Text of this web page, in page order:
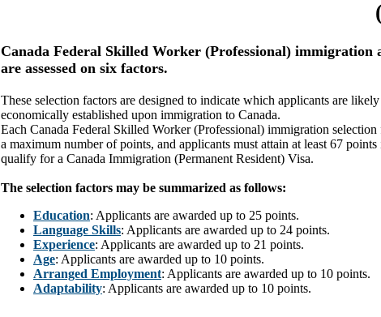
Canada Federal Skilled Worker (Professional) immigration
are assessed o­n six factors.
These selection factors are designed to indicate which applicants are
economically established upon immigration to Canada.
Each Canada Federal Skilled Worker (Professional) immigration selection
a maximum number of points, and applicants must attain at least 67
qualify for a Canada Immigration (Permanent Resident) Visa.
The selection factors may be summarized as follows:
Education: Applicants are awarded up to 25 points.
Language Skills: Applicants are awarded up to 24 points.
Experience: Applicants are awarded up to 21 points.
Age: Applicants are awarded up to 10 points.
Arranged Employment: Applicants are awarded up to 10 points.
Adaptability: Applicants are awarded up to 10 points.